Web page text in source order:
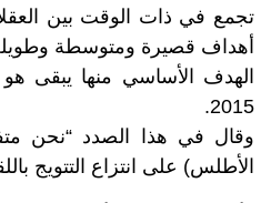
تجمع في ذات الوقت بين
أهداف قصيرة ومتوسطة
الهدف الأساسي منها يبقى
2015.
وقال في هذا الصدد “نحن
الأطلس) على انتزاع التتويج